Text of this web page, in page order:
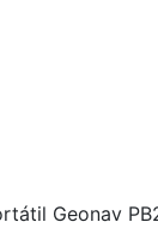
Geonav